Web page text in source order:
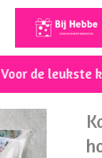
Voor de leukste